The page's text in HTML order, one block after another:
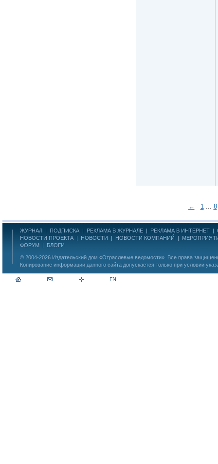
← 1... 8
ЖУРНАЛ | ПОДПИСКА | РЕКЛАМА В ЖУРНАЛЕ | РЕКЛАМА В ИНТЕРНЕТ |
НОВОСТИ ПРОЕКТА | НОВОСТИ | НОВОСТИ КОМПАНИЙ |
ФОРУМ | БЛОГИ
© 2004-2026 Издательский дом «Отраслевые ведомости» . Все права
Копирование информации данного сайта допускается только при условии